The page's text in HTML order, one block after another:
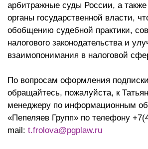
арбитражные суды России, а
органы государственной власти,
обобщению судебной практики,
налогового законодательства и
взаимопонимания в налоговой
По вопросам оформления
обращайтесь, пожалуйста, к
менеджеру по информационным
«Пепеляев Групп» по телефону
mail: t.frolova@pgplaw.ru